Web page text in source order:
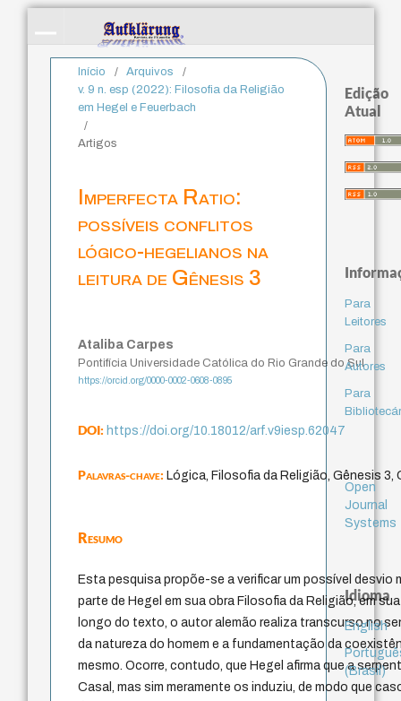
Início / Arquivos
/
v. 9 n. esp (2022): Filosofia da Religião
em Hegel e Feuerbach
/
Artigos
Imperfecta Ratio:
possíveis conflitos
lógico-hegelianos na
leitura de Gênesis 3
Ataliba Carpes
Pontifícia Universidade Católica do Rio Grande do Sul
https://orcid.org/0000-0002-0608-0895
DOI:https://doi.org/10.18012/arf.v9iesp.62047
Palavras-chave:Lógica, Filosofia da Religião, Gênesis 3,
Resumo
Esta pesquisa propõe-se a verificar um possível
parte de Hegel em sua obra Filosofia da Religião, em
longo do texto, o autor alemão realiza transcurso no
da natureza do homem e a fundamentação da
mesmo. Ocorre, contudo, que Hegel afirma que a
Casal, mas sim meramente os induziu, de modo que
Edição
Atual
Para
Leitores
Para
Autores
Para
Open
Journal
Systems
Idioma
English
(Brasil)